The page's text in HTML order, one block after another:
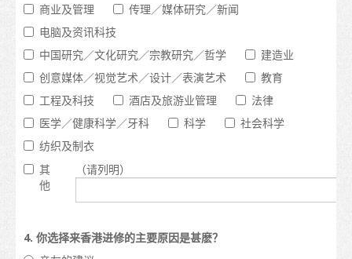
签证
入学要求
在港生活
到埗
住宿
支援服务
日常开支
商业及管理
传理／媒体研究／新闻
电脑及资讯科技
中国研究／文化研究／宗教研究／哲学
建造业
创意媒体／视觉艺术／设计／表演艺术
教育
工程及科技
酒店及旅游业管理
法律
医学／健康科学／牙科
科学
社会科学
纺织及制衣
其
他
（请列明）
4. 你选择来香港进修的主要原因是甚麽？